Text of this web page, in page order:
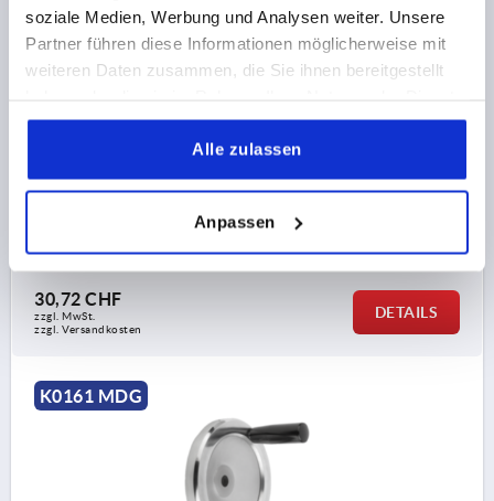
soziale Medien, Werbung und Analysen weiter. Unsere
Partner führen diese Informationen möglicherweise mit
weiteren Daten zusammen, die Sie ihnen bereitgestellt
gesammelt haben.
Alle zulassen
Anpassen
SCHEIBENHANDRAD D1=125 PASSBOHRUNG
D2=14H7 ALUMINIUM, KOMP:DUROPLAST, GRIFF
DREHBAR
AUSFÜHRUNG 1=PASSBOHRUNG
D3=30
HÖHE=37
30,72 CHF
zzgl. MwSt.
zzgl. Versandkosten
DETAILS
K0161 MDG